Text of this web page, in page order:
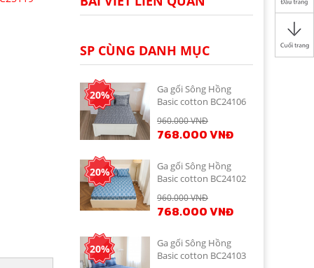
SP CÙNG DANH MỤC
20%
Ga gối Sông Hồng
Basic cotton BC24106
960.000 VNĐ
768.000 VNĐ
20%
Ga gối Sông Hồng
Basic cotton BC24102
960.000 VNĐ
768.000 VNĐ
20%
Ga gối Sông Hồng
Basic cotton BC24103